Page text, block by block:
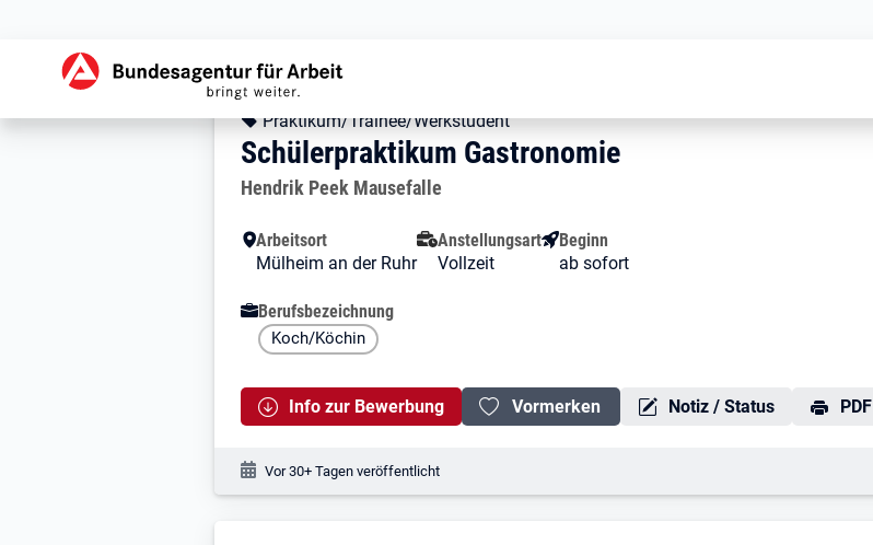
Stellendetails zu: Schülerpraktikum
Schülerpraktikum Gastronomie
Schülerpraktikum Gastronomie
Kopfbereich
Angebotsart:
Praktikum/Trainee/Werkstudent
Schülerpraktikum Gastronomie
Arbeitgeber:
Hendrik Peek Mausefalle
Besondere Merkmale
Arbeitsort
Mülheim an der Ruhr
Anstellungsart
Vollzeit
Beginn
ab sofort
Berufsbezeichnung
Koch/Köchin
Info zur Bewerbung Vormerken Notiz / Status
Veröffentlichungsdatum:
Vor 30+ Tagen veröffentlicht